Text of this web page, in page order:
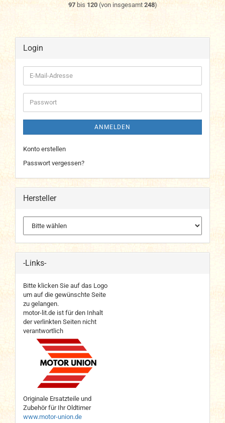
97bis120(von insgesamt 248)
Login
E-
Mail-
Adresse
Passwort
ANMELDEN
Konto erstellen
Passwort vergessen?
Hersteller
-Links-
Bitte klicken Sie auf das Logo
um auf die gewünschte Seite
zu gelangen.
motor-lit.de ist für den Inhalt
der verlinkten Seiten nicht
verantwortlich
Originale Ersatzteile und
Zubehör für Ihr Oldtimer
www.motor-union.de